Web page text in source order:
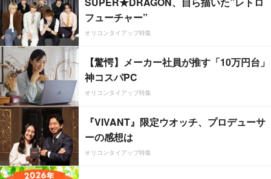
フューチャー”
オリコンタイアップ特集
【驚愕】メーカー社員が推す「10万円台」
神コスパPC
オリコンタイアップ特集
『VIVANT』限定ウオッチ、プロデューサ
ーの感想は
オリコンタイアップ特集